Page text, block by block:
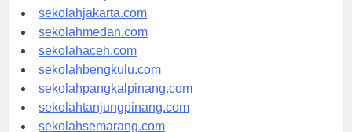
sekolahdenpasar.com
sekolahjakarta.com
sekolahmedan.com
sekolahaceh.com
sekolahbengkulu.com
sekolahpangkalpinang.com
sekolahtanjungpinang.com